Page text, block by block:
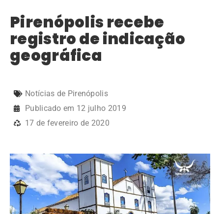
Pirenópolis recebe
registro de indicação
geográfica
Notícias de Pirenópolis
Publicado em 12 julho 2019
17 de fevereiro de 2020